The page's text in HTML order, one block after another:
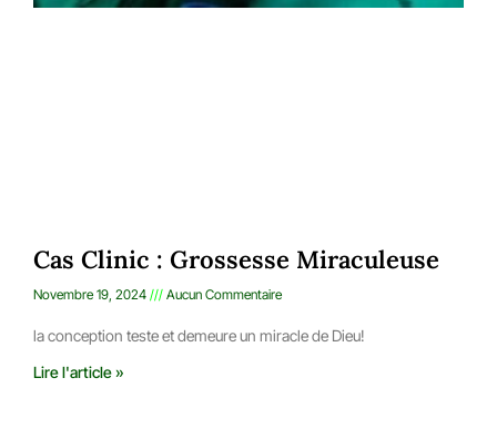
Cas Clinic : Grossesse Miraculeuse
Novembre 19, 2024 Aucun Commentaire
la conception teste et demeure un miracle de Dieu!
Lire l'article »